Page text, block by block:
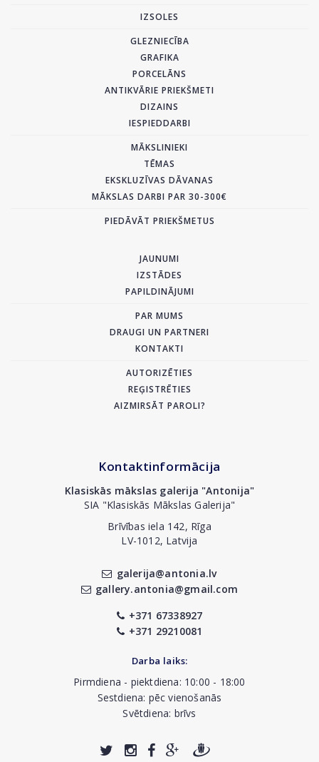
IZSOLES
GLEZNIECĪBA
GRAFIKA
PORCELĀNS
ANTIKVĀRIE PRIEKŠMETI
DIZAINS
IESPIEDDARBI
MĀKSLINIEKI
TĒMAS
EKSKLUZĪVAS DĀVANAS
MĀKSLAS DARBI PAR 30-300€
PIEDĀVĀT PRIEKŠMETUS
JAUNUMI
IZSTĀDES
PAPILDINĀJUMI
PAR MUMS
DRAUGI UN PARTNERI
KONTAKTI
AUTORIZĒTIES
REĢISTRĒTIES
AIZMIRSĀT PAROLI?
Kontaktinformācija
Klasiskās mākslas galerija "Antonija"
SIA "Klasiskās Mākslas Galerija"
Brīvības iela 142, Rīga
LV-1012, Latvija
galerija@antonia.lv
gallery.antonia@gmail.com
+371 67338927
+371 29210081
Darba laiks:
Pirmdiena - piektdiena: 10:00 - 18:00
Sestdiena: pēc vienošanās
Svētdiena: brīvs